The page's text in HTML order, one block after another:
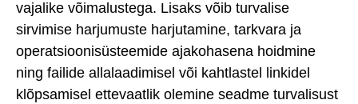
vajalike võimalustega. Lisaks võib turvalise
sirvimise harjumuste harjutamine, tarkvara ja
operatsioonisüsteemide ajakohasena hoidmine
ning failide allalaadimisel või kahtlastel linkidel
klõpsamisel ettevaatlik olemine seadme turvalisust